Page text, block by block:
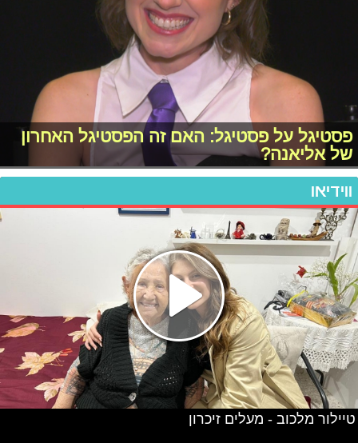
פסטיגל על פסטיגל: האם זה הפסטיגל האחרון
של אליאנה?
ווידיאו
טיילור מלכוב - מעלים זיכרון